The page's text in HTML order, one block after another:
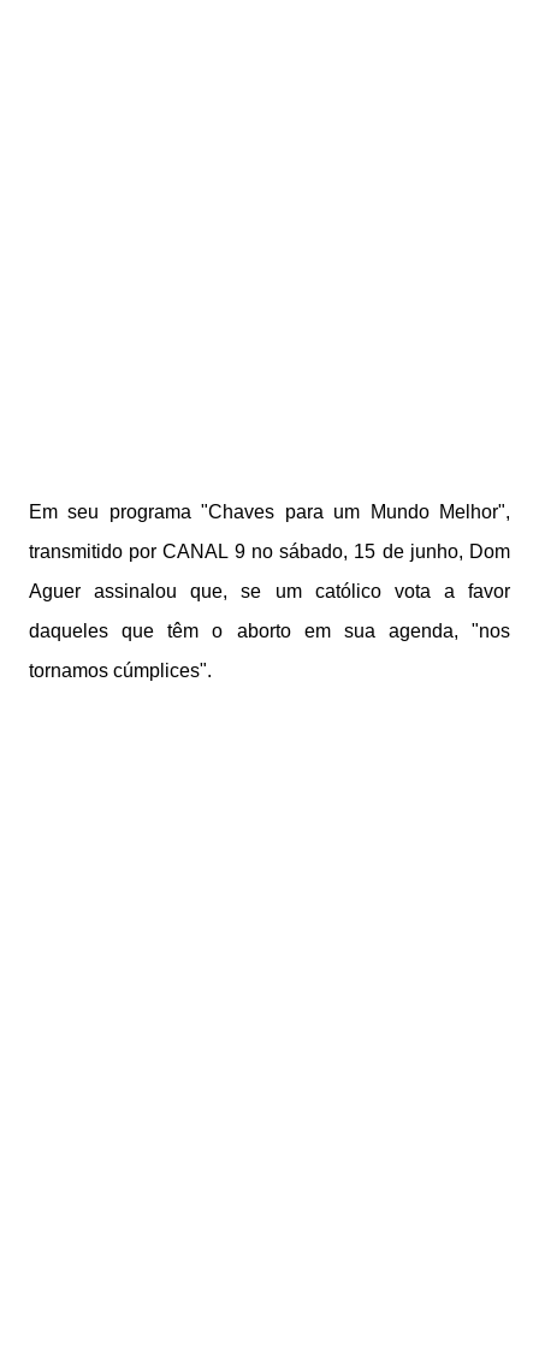
Em seu programa "Chaves para um Mundo Melhor",
transmitido por CANAL 9 no sábado, 15 de junho, Dom
Aguer assinalou que, se um católico vota a favor
daqueles que têm o aborto em sua agenda, "nos
tornamos cúmplices".